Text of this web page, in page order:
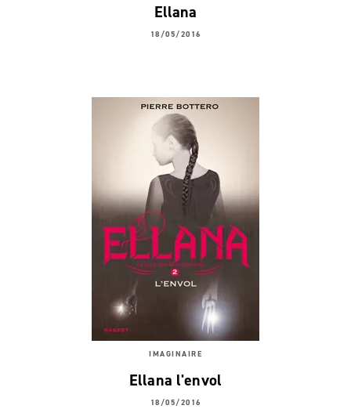
Ellana
18/05/2016
IMAGINAIRE
Ellana l'envol
18/05/2016